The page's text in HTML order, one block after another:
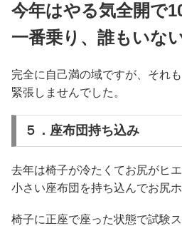
今年はやる気全開で
一番乗り、誰もいな
完全に自己満の域ですが、それ
緊張しませんでした。
５．座布団持ち込み
去年は椅子が冷たくてお尻がヒ
小さい座布団を持ち込んでお尻
椅子に正座で座った状態で試験